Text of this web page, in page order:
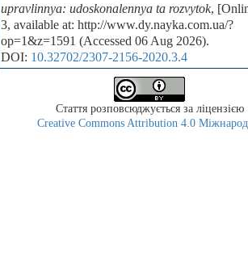
upravlinnya: udoskonalennya ta rozvytok,
3, available at: http://www.dy.nayka.com.ua/?
op=1&z=1591 (Accessed 06 Aug 2026).
DOI: 10.32702/2307-2156-2020.3.4
Стаття розповсюджується за ліцензією
Creative Commons Attribution 4.0